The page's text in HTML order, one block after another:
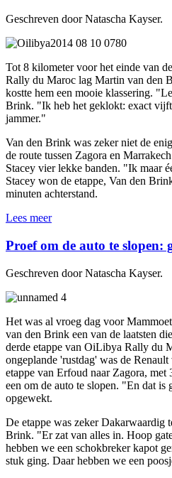
Geschreven door Natascha Kayser.
Tot 8 kilometer voor het einde van
Rally du Maroc lag Martin van den
kostte hem een mooie klassering.
Brink. "Ik heb het geklokt: exact
jammer."
Van den Brink was zeker niet de
de route tussen Zagora en
Stacey vier lekke banden. "Ik maar
Stacey won de etappe, Van den
minuten achterstand.
Lees meer
Proef om de auto te slopen:
Geschreven door Natascha Kayser.
Het was al vroeg dag voor
van den Brink een van de laatsten
derde etappe van OiLibya Rally du
ongeplande 'rustdag' was de
etappe van Erfoud naar Zagora, met
een om de auto te slopen. "En dat
opgewekt.
De etappe was zeker Dakarwaardig
Brink. "Er zat van alles in. Hoop
hebben we een schokbreker kapot
stuk ging. Daar hebben we een